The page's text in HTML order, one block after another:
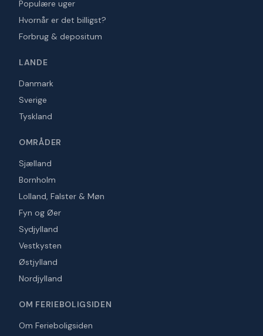
Populære uger
Hvornår er det billigst?
Forbrug & depositum
LANDE
Danmark
Sverige
Tyskland
OMRÅDER
Sjælland
Bornholm
Lolland, Falster & Møn
Fyn og Øer
Sydjylland
Vestkysten
Østjylland
Nordjylland
OM FERIEBOLIGSIDEN
Om Ferieboligsiden